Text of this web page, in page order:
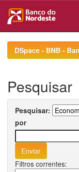
navigationDSpace - BNB -
Pesquisar
Pesquisar:
por
Filtros correntes: